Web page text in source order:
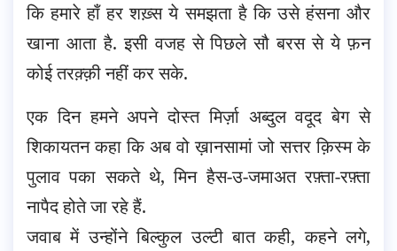
कि हमारे हाँ हर शख़्स ये समझता है कि उसे हंसना और
खाना आता है. इसी वजह से पिछले सौ बरस से ये फ़न
कोई तरक़्क़ी नहीं कर सके.
एक दिन हमने अपने दोस्त मिर्ज़ा अब्दुल वदूद बेग से
शिकायतन कहा कि अब वो ख़ानसामां जो सत्तर क़िस्म के
पुलाव पका सकते थे, मिन हैस-उ-जमाअत रफ़्ता-रफ़्ता
नापैद होते जा रहे हैं.
जवाब में उन्होंने बिल्कुल उल्टी बात कही, कहने लगे,